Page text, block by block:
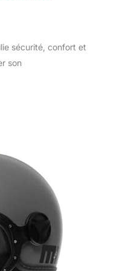
sécurité, confort et
son